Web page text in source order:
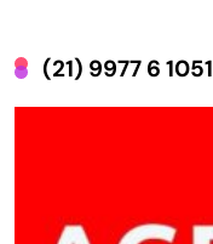
(21) 9977 6 1051